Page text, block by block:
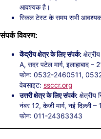
आवश्यक है।
स्किल टेस्ट के समय सभी आवश्यक
संपर्क विवरण:
केंद्रीय क्षेत्र के लिए संपर्क:
A, सदर पटेल मार्ग, इलाहाबाद –
फोन: 0532-2460511,
वेबसाइट: ssccr.org
उत्तरी क्षेत्र के लिए संपर्क: क्षेत्रीय
नंबर 12, केजी मार्ग, नई दिल्ली
फोन: 011-24363343